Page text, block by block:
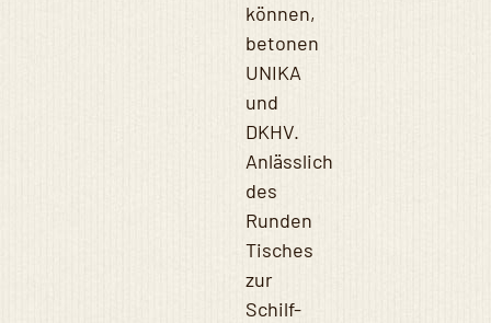
können,
betonen
UNIKA
und
DKHV.
Anlässlich
des
Runden
Tisches
zur
Schilf-